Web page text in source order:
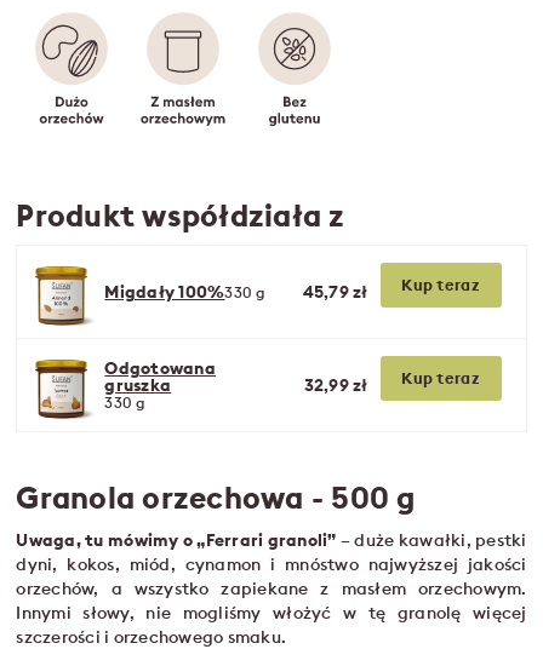
Produkt współdziała z
Migdały 100%330 g 45,79 zł Kup teraz
Odgotowana
gruszka
330 g
32,99 zł Kup teraz
Granola orzechowa - 500 g
Uwaga, tu mówimy o „Ferrari granoli” – duże kawałki, pestki
dyni, kokos, miód, cynamon i mnóstwo najwyższej jakości
orzechów, a wszystko zapiekane z masłem orzechowym.
Innymi słowy, nie mogliśmy włożyć w tę granolę więcej
szczerości i orzechowego smaku.